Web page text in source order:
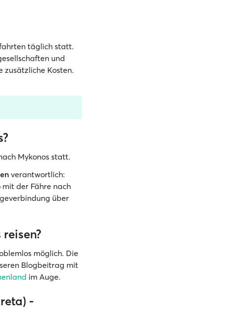
täglich statt.
und
zusätzliche Kosten.
Mykonos statt.
verantwortlich:
mit der Fähre nach
über
möglich. Die
Blogbeitrag mit
im Auge.
-